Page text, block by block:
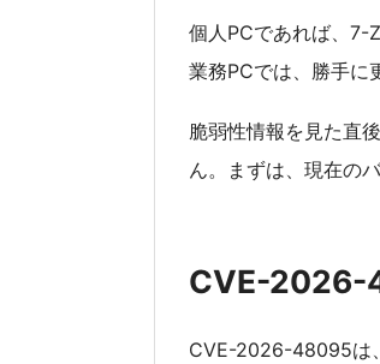
個人PCであれば、7-
業務PCでは、勝手に
脆弱性情報を見た直
ん。まずは、現在の
CVE-2026-
CVE-2026-48095は